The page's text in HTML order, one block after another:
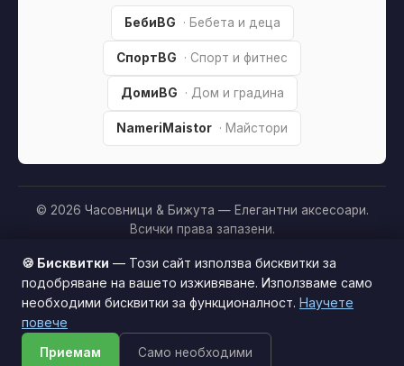
БебиBG · Бебета и деца
СпортBG · Спорт и фитнес
ДомиBG · Дом и градина
NameriMaistor · Майстори
© 2026 Часовници & Бижута — Елегантни аксесоари.
Всички права запазени.
Партньорско разкриване:
Този сайт е независим и
съдържа партньорски (affiliate) линкове. Когато купите
продукт през тях, може да получим малка комисиона от
това да оскъпява покупката за вас. Това
ни помага да поддържаме сайта безплатен.
печелим »
Този сайт използва бисквитки за по-добро
Приемам
🍪 Бисквитки — Този сайт използва бисквитки за
подобряване на вашето изживяване. Използваме само
необходими бисквитки за функционалност. Научете
повече
Приемам Само необходими